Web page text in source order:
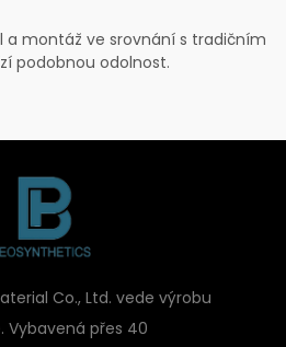
a montáž ve srovnání s tradičním
podobnou odolnost.
Co., Ltd. vede výrobu
Vybavená přes 40